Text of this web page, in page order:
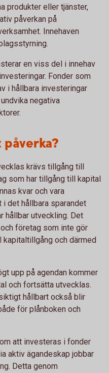
produkter eller tjänster,
påverkan på
Innehaven
en viss del i innehav
Fonder som
i hållbara investeringar
negativa
krävs tillgång till
som har tillgång till kapital
kvar och vara
i det hållbara sparandet
hållbar utveckling. Det
företag som inte gör
och därmed
upp på agendan kommer
och fortsätta utvecklas.
hållbart också blir
för plånboken och
att investeras i fonder
aktiv ägandeskap jobbar
Detta genom